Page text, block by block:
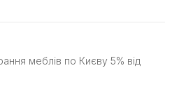
меблів по Києву 5% від